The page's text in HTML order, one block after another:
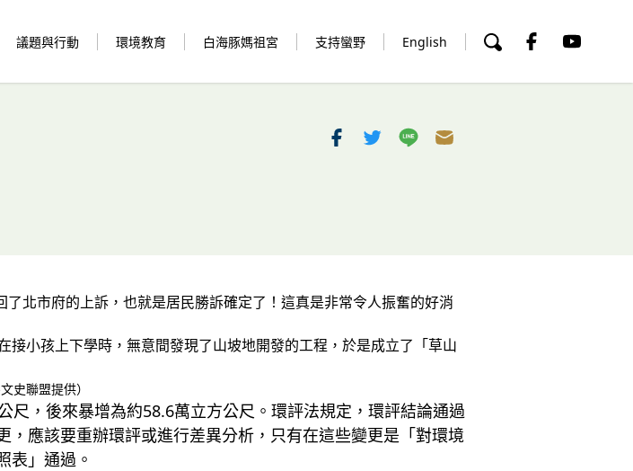
議題與行動 環境教育 白海豚媽祖宮 支持蠻野 English
北市府的上訴，也就是居民勝訴確定了！這真是非常令人振奮的好消
小孩上下學時，無意間發現了山坡地開發的工程，於是成立了「草山
史聯盟提供）
，後來暴增為約58.6萬立方公尺。環評法規定，環評結論通過
應該要重辦環評或進行差異分析，只有在這些變更是「對環境
表」通過。